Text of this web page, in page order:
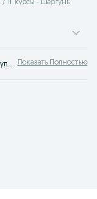
IT курсы - Шаргунь
IT курсы Шаргунь ✔️ Большой выбор курсов, доступные цены на обучение информационным технологиям ☝ Найти курсы в сфере айти можно на OLX.uz! Показать Полностью